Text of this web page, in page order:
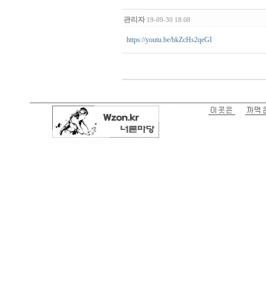
관리자 19-09-30 18:08
https://youtu.be/bkZcHs2qeGI